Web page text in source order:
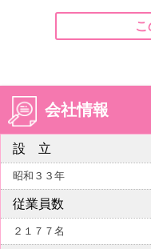
会社情報
設 立
昭和３３年
従業員数
２１７７名